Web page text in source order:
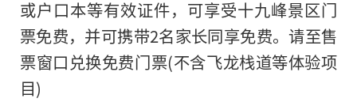
或户口本等有效证件，可享受十九峰景区门
票免费，并可携带2名家长同享免费。请至售
票窗口兑换免费门票(不含飞龙栈道等体验项
目)